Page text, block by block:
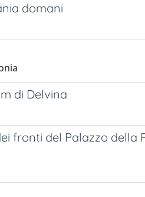
domani
di Delvina
fronti del Palazzo della